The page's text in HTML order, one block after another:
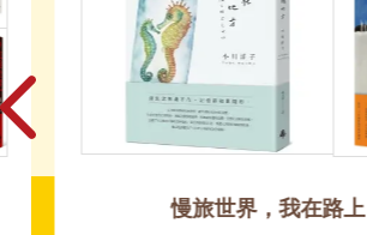
慢旅世界，我在路上